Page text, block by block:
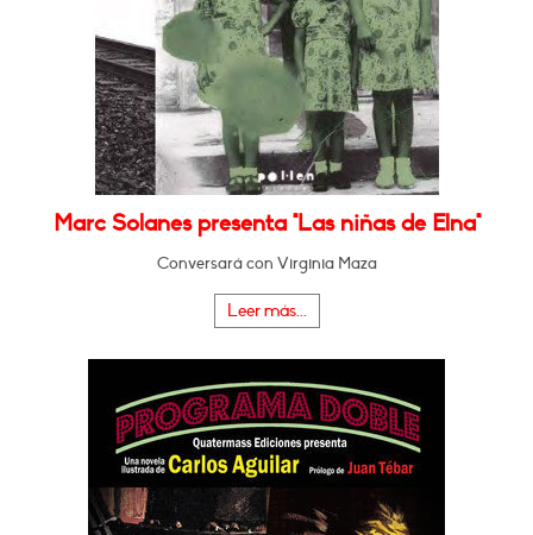
Marc Solanes presenta "Las niñas de Elna"
Conversará con Virginia Maza
Leer más...